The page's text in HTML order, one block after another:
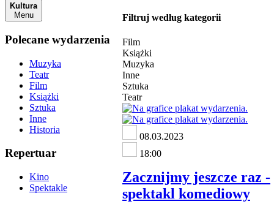
Kultura
Menu
Polecane wydarzenia
Muzyka
Teatr
Film
Książki
Sztuka
Inne
Historia
Repertuar
Kino
Spektakle
Filtruj według kategorii
Film
Książki
Muzyka
Inne
Sztuka
Teatr
08.03.2023
18:00
Zacznijmy jeszcze raz -
spektakl komediowy